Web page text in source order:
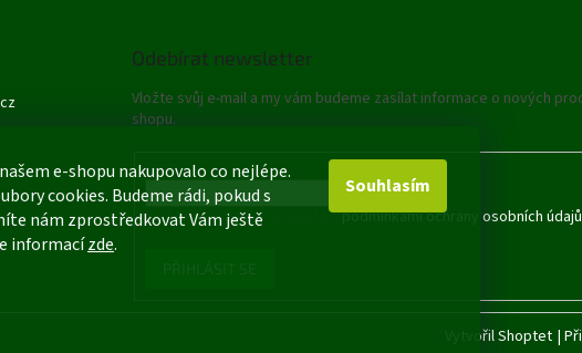
e-shopu nakupovalo co nejlépe.
cookies. Budeme rádi, pokud s
nám zprostředkovat Vám ještě
informacízde.
Souhlasím
Odebírat newsletter
Vložte svůj e-mail a my vám budeme zasílat informace o nových
shopu.
E-mail
Vložením e-mailu souhlasíte spodmínkami ochrany osobních údajů
Vytvořil Shoptet |